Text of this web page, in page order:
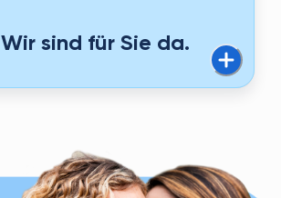
Wir sind für Sie da.